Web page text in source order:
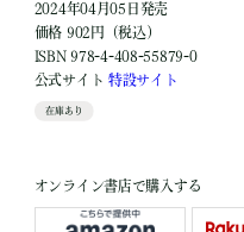
2024年04月05日発売
価格 902円（税込）
ISBN 978-4-408-55879-0
公式サイト 特設サイト
在庫あり
オンライン書店で購入する